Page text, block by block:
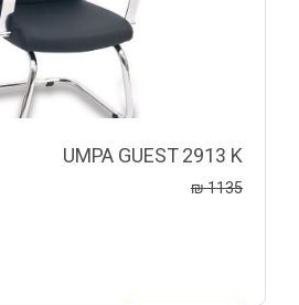
UMPA GUEST 2913 K
1135
₪